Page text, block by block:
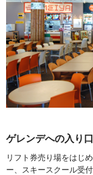
ゲレンデへの入り
リフト券売り場をはじ
ー、スキースクール受